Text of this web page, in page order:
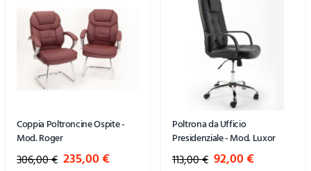
Coppia Poltroncine Ospite -
Mod. Roger
306,00 € Special Price
235,00 €
Poltrona da Ufficio
Presidenziale - Mod. Luxor
113,00 € Special Price
92,00 €